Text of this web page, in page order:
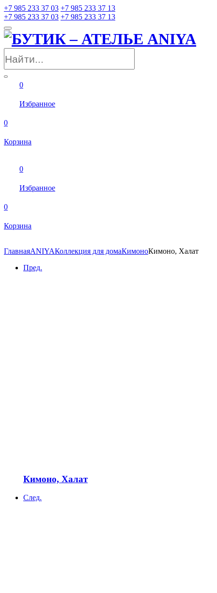
+7 985 233 37 03 +7 985 233 37 13
+7 985 233 37 03 +7 985 233 37 13
0
Избранное
0
Корзина
0
Избранное
0
Корзина
ГлавнаяANIYAКоллекция для домаКимоноКимоно, Халат
Пред.
Кимоно, Халат
След.